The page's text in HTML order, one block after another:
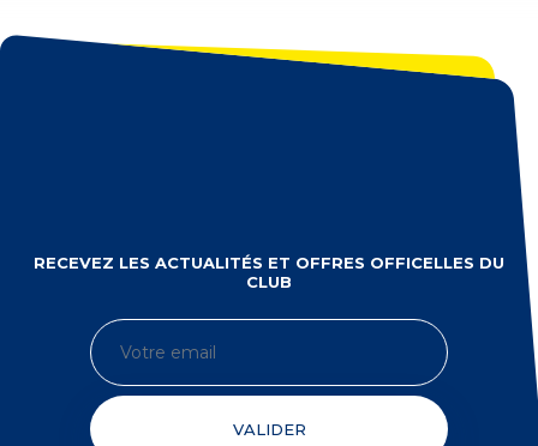
RECEVEZ LES ACTUALITÉS ET OFFRES OFFICELLES DU
CLUB
VALIDER